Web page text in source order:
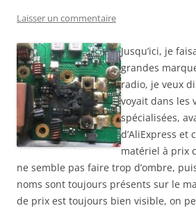
Laisser un commentaire
Jusqu’ici, je
grandes
radio, je veux
voyait dans les
spécialisées,
d’AliExpress et
matériel à prix
ne semble pas faire trop d’ombre,
noms sont toujours présents sur le
de prix est toujours bien visible, on